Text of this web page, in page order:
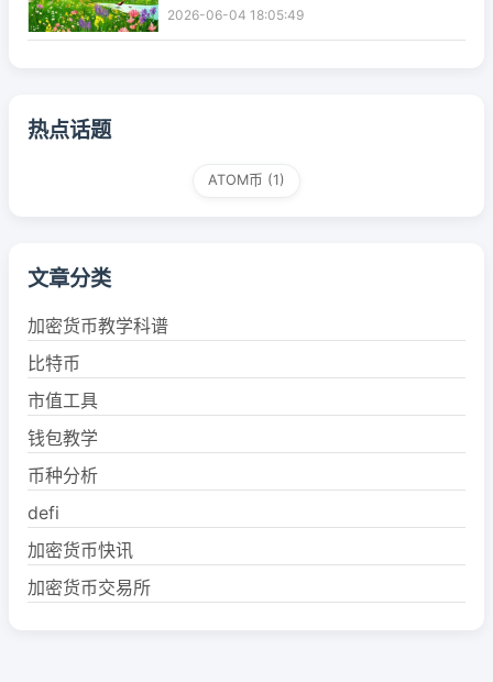
2026-06-04 18:05:49
热点话题
ATOM币 (1)
文章分类
加密货币教学科谱
比特币
市值工具
钱包教学
币种分析
defi
加密货币快讯
加密货币交易所